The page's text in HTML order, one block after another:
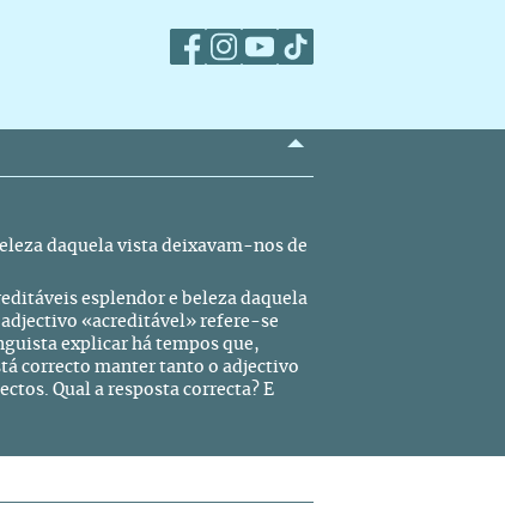
daquela vista deixavam-nos de
esplendor e beleza daquela
adjectivo «acreditável» refere-se
explicar há tempos que,
correcto manter tanto o adjectivo
Qual a resposta correcta? E